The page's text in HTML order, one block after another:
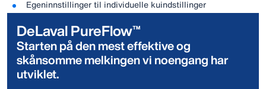
Egeninnstillinger til individuelle kuindstillinger
DeLaval PureFlow™
Starten på den mest effektive og
skånsomme melkingen vi noengang har
utviklet.